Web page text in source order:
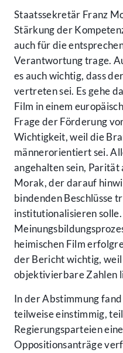
Staatssekretär Franz
Stärkung der
auch für die
Verantwortung trage.
es auch wichtig, dass
vertreten sei. Es gehe
Film in einem
Frage der Förderung
Wichtigkeit, weil die
männerorientiert sei.
angehalten sein,
Morak, der darauf
bindenden Beschlüsse
institutionalisieren
heimischen Film
der Bericht wichtig,
objektivierbare Zahlen
In der Abstimmung
teilweise einstimmig,
Regierungsparteien
Oppositionsanträge